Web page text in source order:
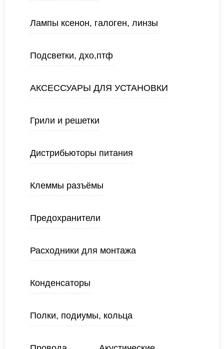
Лампы ксенон, галоген, линзы
Подсветки, дхо,птф
АКСЕССУАРЫ ДЛЯ УСТАНОВКИ
Грили и решетки
Дистрибьюторы питания
Клеммы разъёмы
Предохранители
Расходники для монтажа
Конденсаторы
Полки, подиумы, кольца